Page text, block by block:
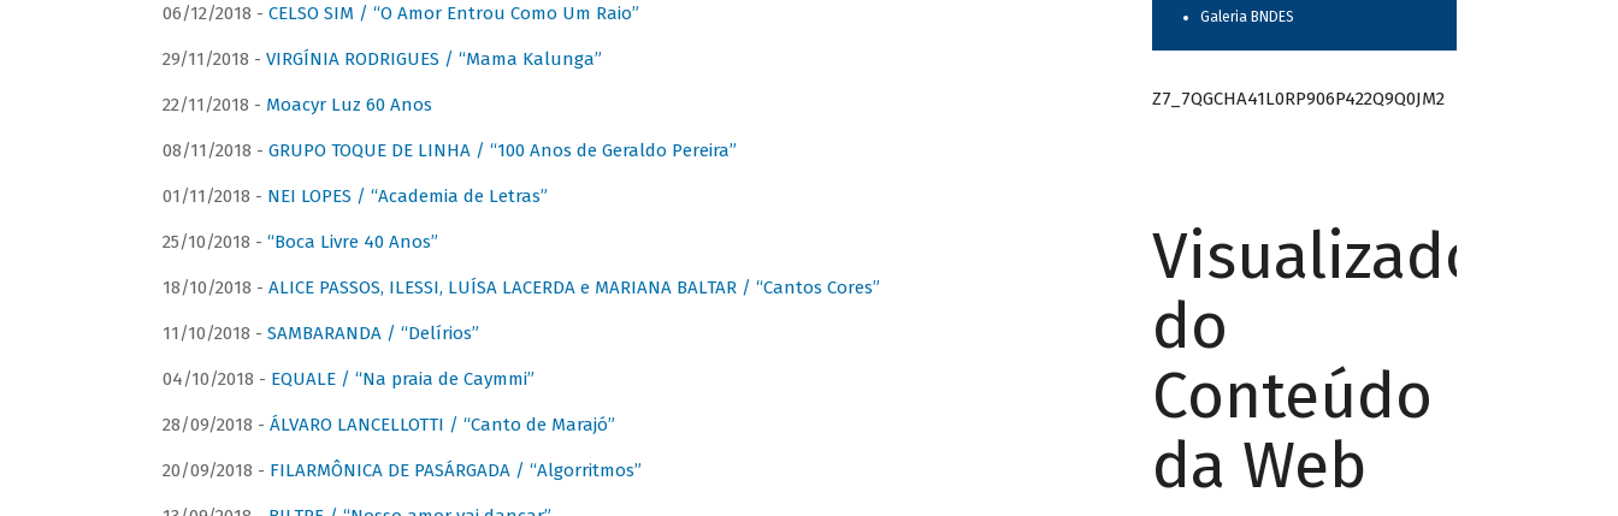
06/12/2018 - CELSO SIM / “O Amor Entrou Como Um Raio”
29/11/2018 - VIRGÍNIA RODRIGUES / “Mama Kalunga”
22/11/2018 - Moacyr Luz 60 Anos
08/11/2018 - GRUPO TOQUE DE LINHA / “100 Anos de Geraldo Pereira”
01/11/2018 - NEI LOPES / “Academia de Letras”
25/10/2018 - “Boca Livre 40 Anos”
18/10/2018 - ALICE PASSOS, ILESSI, LUÍSA LACERDA e MARIANA BALTAR / “Cantos Cores”
11/10/2018 - SAMBARANDA / “Delírios”
04/10/2018 - EQUALE / “Na praia de Caymmi”
28/09/2018 - ÁLVARO LANCELLOTTI / “Canto de Marajó”
20/09/2018 - FILARMÔNICA DE PASÁRGADA / “Algorritmos”
Galeria BNDES
Z7_7QGCHA41L0RP906P422Q9Q0JM2
Visualizador
do
Conteúdo
da Web